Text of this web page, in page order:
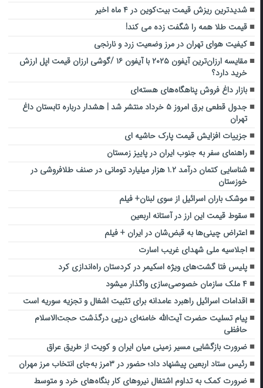
شدیدترین ریزش قیمت بیت‌کوین در ۴ ماه اخیر
قیمت طلا همه را شگفت زده می کند!
کیفیت هوای تهران در مرز وضعیت زرد و نارنجی
مقایسه ارزان‌ترین آیفون ۲۰۲۵ با آیفون ۱۶ /گوشی ارزان قیمت اپل ارزش
خرید دارد؟
بازار داغ فروش پناهگاه‌های هسته‌ای
جدول قطعی برق امروز ۵ خرداد منتشر شد | هشدار درباره تابستان داغ
تهران
جزییات افزایش قیمت پارک حاشیه ای
راهنمای سفر به جنوب ایران در پاییز زمستان
شناسایی کتمان درآمد ۱.۲ هزار میلیارد تومانی در صنف طلافروشی در
خوزستان
موشک باران اسرائیل از سوی لبنان+ فیلم
سقوط قیمت این ارز در آستانه اربعین
اعتراض چینی‌ها به قبض‌شان در ایران + فیلم
اجلاسیه ملی شهدای غریب اسارت
پلیس فتا گشت‌های ویژه‌ اسکیمر در کردستان راه‌اندازی کرد‌
۴ ملک سازمان خصوصی‌سازی واگذار می‎شود
اقدامات اسرائیل راهبرد عامدانه برای تثبیت اشغال و تجزیه سوریه است
پیام تسلیت حضرت آیت‌الله خامنه‌ای درپی درگذشت حجت‌الاسلام
حافظی
ضرورت بازگشایی مسیر زمینی میان ایران و کویت از طریق عراق
رئیس ستاد اربعین پیشنهاد داد؛ حضور در ۳‌مرز به‌جای انتخاب مرز مهران
ضرورت کمک به تداوم اشتغال نیروهای کار بنگاه‌های خرد و متوسط